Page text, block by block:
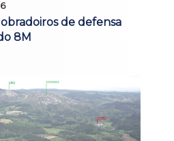
de defensa
8M